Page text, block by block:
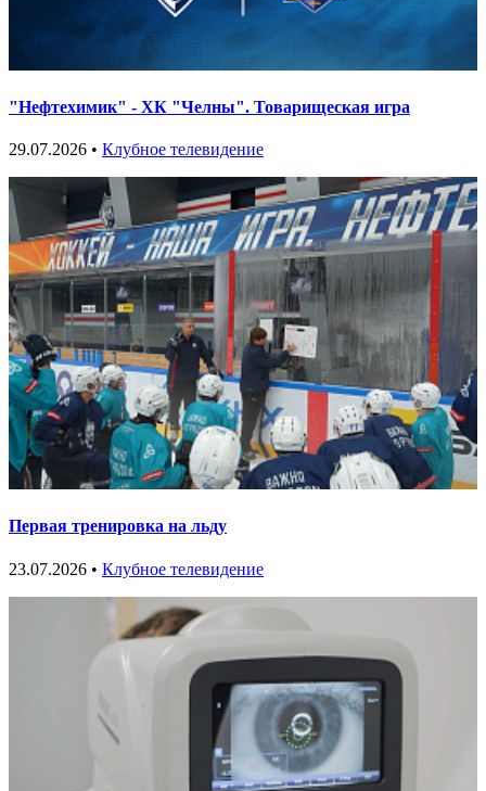
"Нефтехимик" - ХК "Челны". Товарищеская игра
29.07.2026 • Клубное телевидение
Первая тренировка на льду
23.07.2026 • Клубное телевидение